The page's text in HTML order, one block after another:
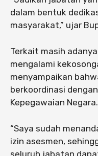
dalam bentuk
masyarakat,” ujar
Terkait masih
mengalami
menyampaikan
berkoordinasi
Kepegawaian Negara.
“Saya sudah
izin asesmen,